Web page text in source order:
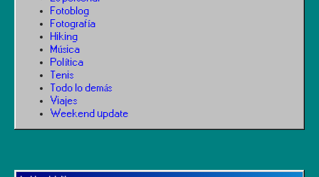
Fotoblog
Fotografía
Hiking
Música
Política
Tenis
Todo lo demás
Viajes
Weekend update